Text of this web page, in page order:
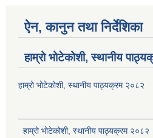
ऐन, कानुन तथा निर्देशिका
हाम्रो भोटेकोशी, स्थानीय
हाम्रो भोटेकोशी, स्थानीय पाठ्यक्रम २०८२
हाम्रो भोटेकोशी, स्थानीय पाठ्यक्रम २०८२